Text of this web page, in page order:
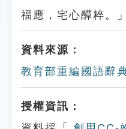
福應，宅心醰粹。」
資料來源：
教育部重編國語辭
授權資訊：